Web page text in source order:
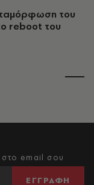
του
reboot του
στο email σου
ΕΓΓΡΑΦΗ